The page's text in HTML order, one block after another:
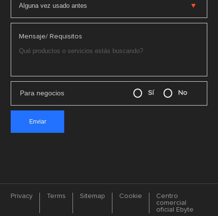
Mensaje/ Requisitos
Para negocios Sí No
Privacy Terms Sitemap Cookie
Centro
comercial
oficial Ebyte